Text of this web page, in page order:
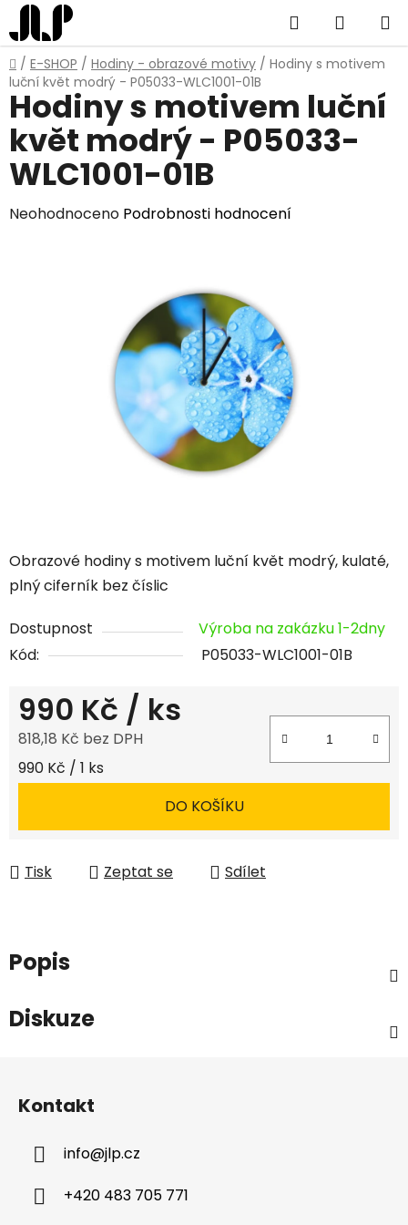
Přejít
na
obsah
Hledat
KOŠÍK
Domů
/ E-SHOP / Hodiny - obrazové motivy / Hodiny s motivem
luční květ modrý - P05033-WLC1001-01B
Obrazové hodiny s motivem luční květ modrý, kulaté,
plný ciferník bez číslic
Dostupnost
Výroba na zakázku 1-2dny
Kód:
P05033-WLC1001-01B
990 Kč / ks
818,18 Kč bez DPH
Měrná cena:
990 Kč / 1 ks
DO KOŠÍKU
Tisk Zeptat se Sdílet
Hodiny s motivem luční
květ modrý - P05033-
WLC1001-01B
Průměrné
Neohodnoceno Podrobnosti hodnocení
Popis
Diskuze
Kontakt
info@jlp.cz
+420 483 705 771